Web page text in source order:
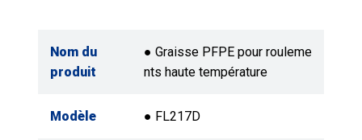
Nom du
produit
● Graisse PFPE pour rouleme
nts haute température
Modèle ● FL217D